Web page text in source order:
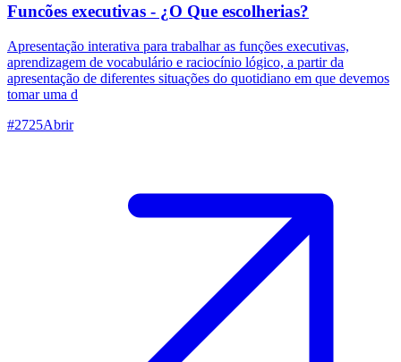
Funcões executivas - ¿O Que escolherias?
Apresentação interativa para trabalhar as funções executivas,
aprendizagem de vocabulário e raciocínio lógico, a partir da
apresentação de diferentes situações do quotidiano em que devemos
tomar uma d
#2725Abrir